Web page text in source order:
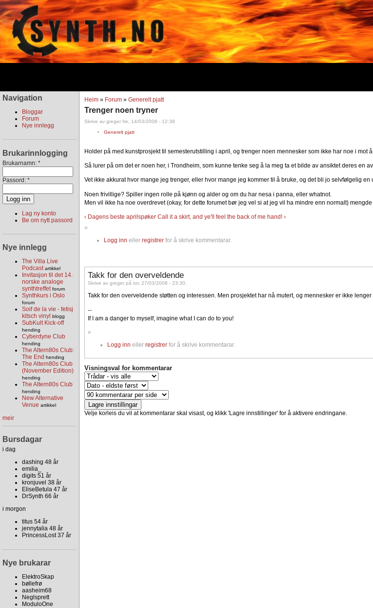
Navigation
Bloggar
Forum
Nye innlegg
Brukarinnlogging
Brukarnamn: *
Passord: *
Lag ny konto
Be om nytt passord
Nye innlegg
The Villa Live
Podcastartikkel
Invitasjon til det 14.
norske analoge
synthtreffet forum
Synthkurs i Oslo
forum
Soif de la vie - fetisj
kitsch vinyl
blogg
SubKult Kick-off
hending
Cyberdyne Club
hending
The Altern80s Club:
The End hending
The Altern80s Club
(November Edition)
hending
The Altern80s Club
hending
New Alternative
Venue artikkel
meir
Bursdagar
i dag
dashing 48 år
emilia_
digits 51 år
kronjuvel 38 år
EliseBetula 47 år
DrSynth 66 år
i morgon
titus 54 år
jennytalia 48 år
PrincessLost 37 år
Nye brukarar
ElektroSkap
bøllefrø
aasheim68
Neglsprett
ModuloOne
Heim » Forum » Generelt pjatt
Trenger noen tryner
Skrive av greger fre, 14/03/2008 - 12:38
Generelt pjatt
Holder på med kunstprosjekt til semesterutstilling i april, og trenger noen mennesker som ikke har noe i mot
Så lurer på om det er noen her, i Trondheim, som kunne tenke seg å la meg ta et bilde av ansiktet deres en
Vet ikke akkurat hvor mange jeg trenger, eller hvor mange jeg kommer til å bruke, og det bli jo selvfølgelig
Noen frivillige? Spiller ingen rolle på kjønn og alder og om du har nesa i panna, eller whatnot.
Men vil ikke ha noe overdrevet (okay, for dette forumet bør jeg vel si at jeg vil ha mindre enn normalt) mengde
‹ Dagens beste aprilspøker Call it a skirt, and ye'll feel the back of me hand! ›
»
Logg inn eller registrer for å skrive kommentarar.
Takk for den overveldende
Skrive av greger på tor, 27/03/2008 - 23:30.
Takk for den overveldende støtten og interessen. Men prosjektet har nå mutert, og mennesker er ikke
--
If I am a danger to myself, imagine what I can do to you!
»
Logg inn ellerregistrer for å skrive kommentarar.
Visningsval for kommentarar
Velje korleis du vil at kommentarar skal visast, og klikk 'Lagre innstillinger' for å aktivere endringane.